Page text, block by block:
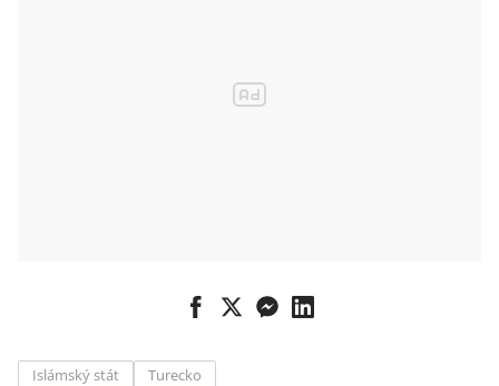
Islámský stát Turecko